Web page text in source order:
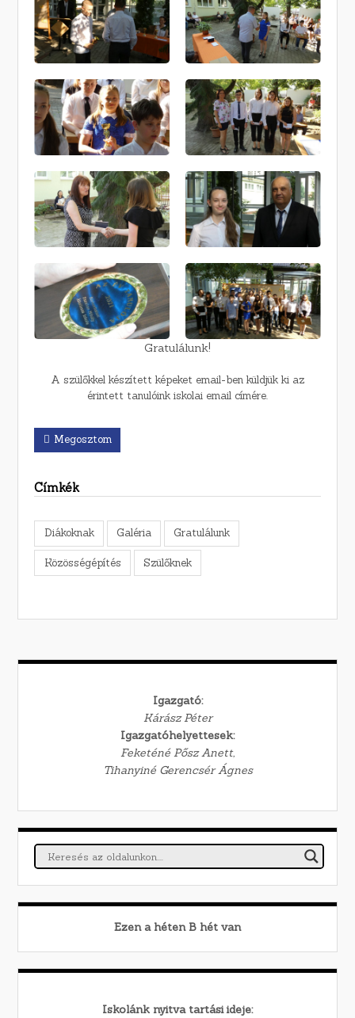
Gratulálunk!
A szülőkkel készített képeket email-ben küldjük ki az
érintett tanulóink iskolai email címére.
Megosztom
Címkék
Diákoknak Galéria Gratulálunk
Közösségépítés Szülőknek
Igazgató:
Kárász Péter
Igazgatóhelyettesek:
Feketéné Pősz Anett,
Tihanyiné Gerencsér Ágnes
Ezen a héten B hét van
Iskolánk nyitva tartási ideje: